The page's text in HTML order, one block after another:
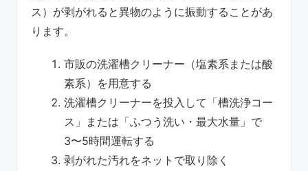
ス）が剥がれると異物のように振動することがあ
ります。
市販の洗濯槽クリーナー（塩素系または酸
素系）を用意する
洗濯槽クリーナーを投入して「槽洗浄コー
ス」または「ふつう洗い・最大水量」で
3〜5時間運転する
剥がれた汚れをネットで取り除く